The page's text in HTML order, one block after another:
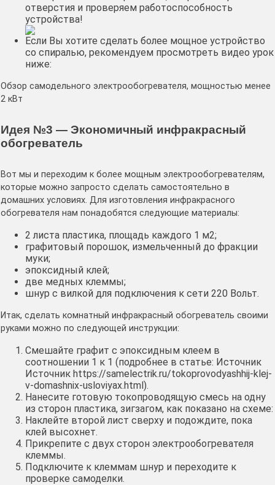
отверстия и проверяем работоспособность
устройства!
Если Вы хотите сделать более мощное устройство
со спиралью, рекомендуем просмотреть видео урок
ниже:
Обзор самодельного электрообогревателя, мощностью менее
2 кВт
Идея №3 — Экономичный инфракрасный
обогреватель
Вот мы и переходим к более мощным электрообогревателям,
которые можно запросто сделать самостоятельно в
домашних условиях. Для изготовления инфракрасного
обогревателя нам понадобятся следующие материалы:
2 листа пластика, площадь каждого 1 м2;
графитовый порошок, измельченный до фракции
муки;
эпоксидный клей;
две медных клеммы;
шнур с вилкой для подключения к сети 220 Вольт.
Итак, сделать комнатный инфракрасный обогреватель своими
руками можно по следующей инструкции:
Смешайте графит с эпоксидным клеем в
соотношении 1 к 1 (подробнее в статье: Источник
Источник https://samelectrik.ru/tokoprovodyashhij-klej-
v-domashnix-usloviyax.html).
Нанесите готовую токопроводящую смесь на одну
из сторон пластика, зигзагом, как показано на схеме:
Наклейте второй лист сверху и подождите, пока
клей высохнет.
Прикрепите с двух сторон электрообогревателя
клеммы.
Подключите к клеммам шнур и переходите к
проверке самоделки.